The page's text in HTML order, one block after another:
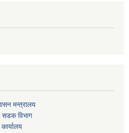
मन्त्रालय
सडक विभाग